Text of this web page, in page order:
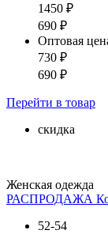
1450 ₽
690 ₽
Оптовая
730 ₽
690 ₽
Перейти в товар
скидка
Женская одежда
РАСПРОДАЖА
52-54